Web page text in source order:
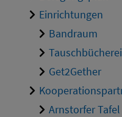
Einrichtungen
Bandraum
Get2Gether
Arnstorfer Tafel